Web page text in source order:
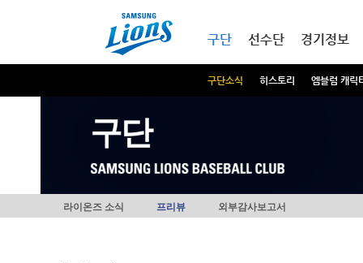
구단
구단소식 히스토리 엠블럼 캐릭
선수단 경기정보
구단
라이온즈 소식 프리뷰 외부감사보고서